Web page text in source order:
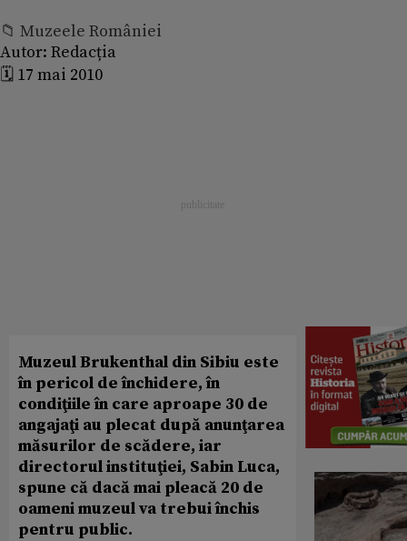
📁 Muzeele României
Autor: Redacția
🗓️ 17 mai 2010
Muzeul Brukenthal din Sibiu este
în pericol de închidere, în
condiţiile în care aproape 30 de
angajaţi au plecat după anunţarea
măsurilor de scădere, iar
directorul instituţiei, Sabin Luca,
spune că dacă mai pleacă 20 de
oameni muzeul va trebui închis
pentru public.